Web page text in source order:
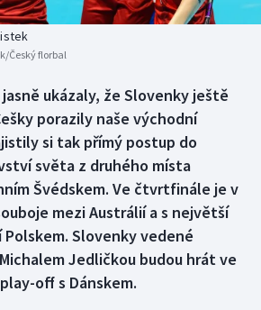
Český florbal
ukázaly, že Slovenky ještě
porazily naše východní
si tak přímý postup do
světa z druhého místa
Švédskem. Ve čtvrtfinále je v
mezi Austrálií a s největší
Slovenky vedené
Jedličkou budou hrát ve
off s Dánskem.